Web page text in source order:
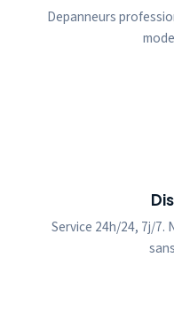
Depanneurs
Service 24h/24, 7j/7.